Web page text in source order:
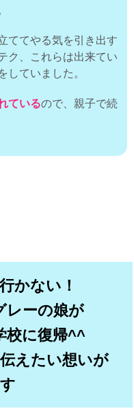
ててやる気を引き出す
ク、これらは出来てい
していました。
ているので、親子で続
かない！
レーの娘が
校に復帰^^
えたい想いが